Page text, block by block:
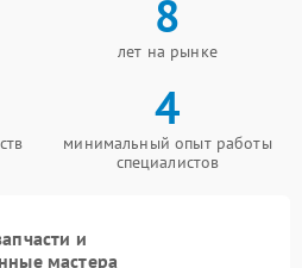
8
лет на рынке
4
минимальный опыт работы
специалистов
и
мастера